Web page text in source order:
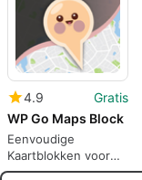
4.9
Gratis
WP Go Maps Block
Eenvoudige
Kaartblokken voor
WordPress